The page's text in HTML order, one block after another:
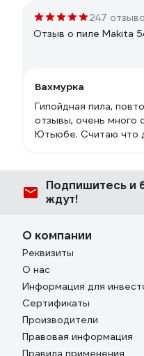
247
Отзыв о пиле Makita
Вахмурка
Гипойдная пила,
отзывы, очень много
Ютьюбе. Считаю что
Подпишитесь и
ждут!
О компании
Реквизиты
О нас
Информация для
Сертификаты
Производители
Правовая информация
Правила применения